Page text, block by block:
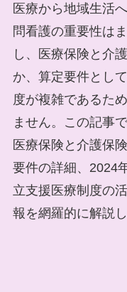
医療から地域生活
問看護の重要性は
し、医療保険と介
か、算定要件とし
度が複雑であるた
ません。この記事
医療保険と介護保
要件の詳細、2024
立支援医療制度の
報を網羅的に解説し